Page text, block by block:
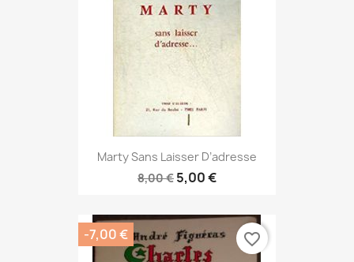
Marty Sans Laisser D’adresse
8,00 € 5,00 €
-7,00 € favorite_border